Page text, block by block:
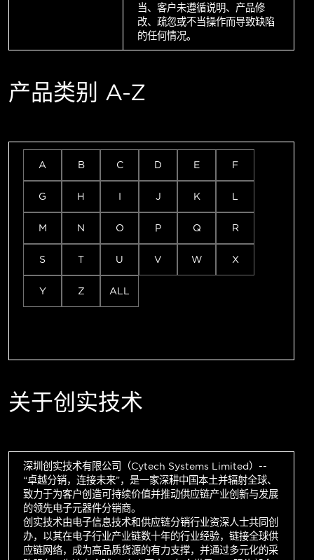
当、客户未遵循说明、产品修
改、疏忽或不当操作而导致缺陷
的任何情况。
产品类别 A-Z
A B C D E F
G H I J K L
M N O P Q R
S T U V W X
Y Z ALL
关于创实技术
深圳创实技术有限公司（Cytech Systems Limited）--
“卓越分销，连接未来”，是一家深耕中国本土并辐射全球、
致力于为客户创造可持续价值并推动供应链产业创新与发展
的领先电子元器件分销商。
创实技术由电子信息技术和供应链分销行业资深人士共同创
办，以其在电子行业产业链数十年的行业经验，链接全球供
应链网络，成为高品质货源的有力支撑，并通过多元化的采